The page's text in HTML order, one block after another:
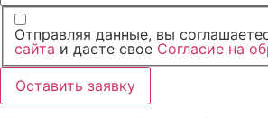
Отправляя данные, вы
сайта и даете свое Согласие на
Оставить заявку